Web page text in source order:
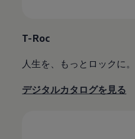
T-Roc
人生を、もっとロックに。
デジタルカタログを見る